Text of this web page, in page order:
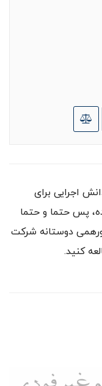
اجرایی برای
پس حتما و حتما
دوستانه شرکت
کنید.